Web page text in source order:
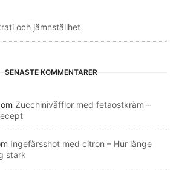
och jämnställhet
SENASTE KOMMENTARER
om Zucchinivåfflor med fetaostkräm –
Ingefärsshot med citron – Hur länge
stark